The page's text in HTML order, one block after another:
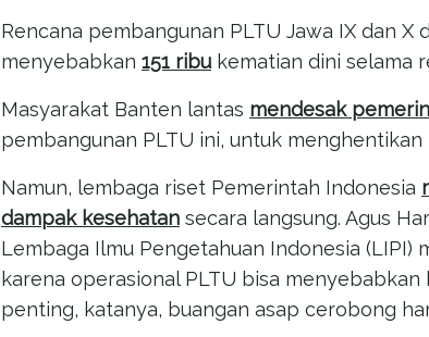
Rencana pembangunan PLTU Jawa IX dan X
menyebabkan 151 ribukematian dini selama
Masyarakat Banten lantas mendesak
pembangunan PLTU ini, untuk menghentikan
Namun, lembaga riset Pemerintah Indonesia
dampak kesehatan secara langsung. Agus
Lembaga Ilmu Pengetahuan Indonesia (LIPI)
karena operasional PLTU bisa
penting, katanya, buangan asap cerobong